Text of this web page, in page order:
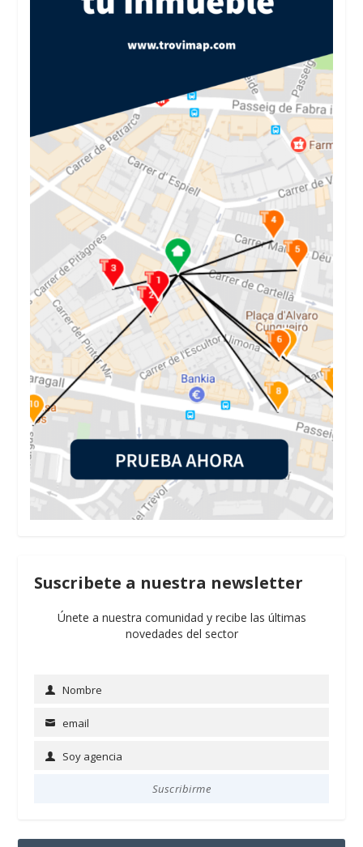
Suscribete a nuestra newsletter
Únete a nuestra comunidad y recibe las últimas
novedades del sector
NameNombre
Email email
Soy
Soy agencia
Suscribirme